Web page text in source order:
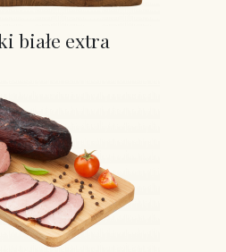
białe extra